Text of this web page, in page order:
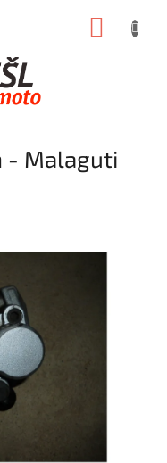
- Malaguti